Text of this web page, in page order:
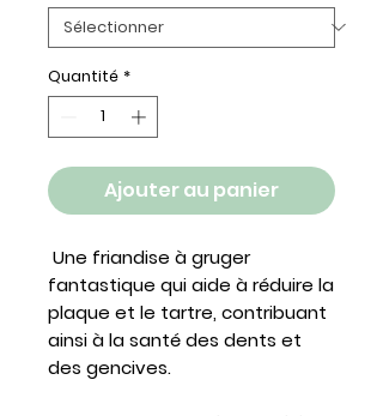
Quantité *
Ajouter au panier
Une friandise à gruger
fantastique qui aide à réduire la
plaque et le tartre, contribuant
ainsi à la santé des dents et
des gencives.